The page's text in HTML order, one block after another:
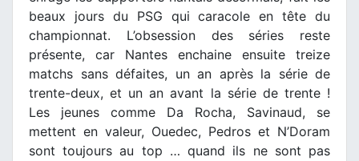
beaux jours du PSG qui caracole en tête du
championnat. L’obsession des séries reste
présente, car Nantes enchaine ensuite treize
matchs sans défaites, un an après la série de
trente-deux, et un an avant la série de trente !
Les jeunes comme Da Rocha, Savinaud, se
mettent en valeur, Ouedec, Pedros et N’Doram
sont toujours au top … quand ils ne sont pas